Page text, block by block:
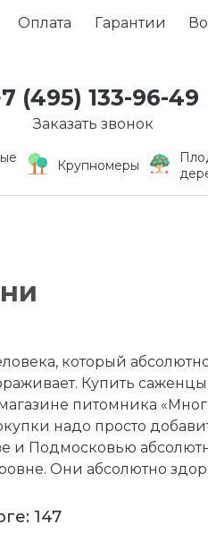
Оплата Гарантии
(495) 133-96-49
Заказать звонок
Крупномеры
который
Купить
питомника
надо просто
и Подмосковью
Они абсолютно
147